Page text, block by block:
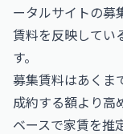
ータルサイトの募
賃料を反映してい
す。
募集賃料はあくま
成約する額より高
ベースで家賃を推